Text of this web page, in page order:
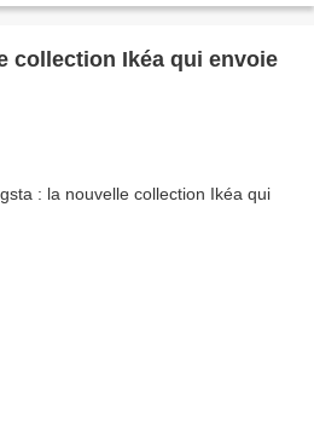
collection Ikéa qui envoie